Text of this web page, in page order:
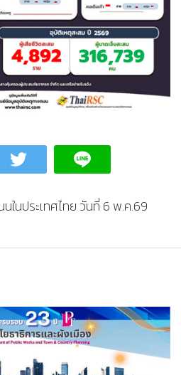
นประเทศไทย วันที่ 6 พ.ค.69